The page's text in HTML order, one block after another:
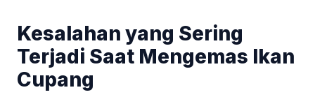
Kesalahan yang Sering
Terjadi Saat Mengemas Ikan
Cupang